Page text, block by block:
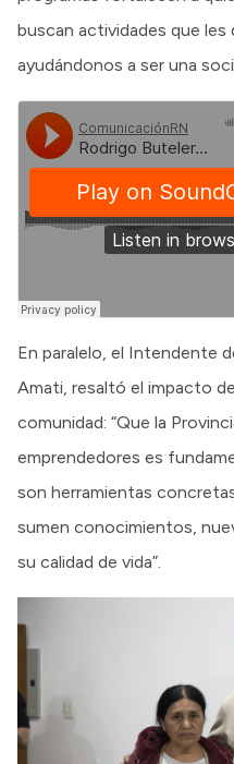
buscan actividades que
ayudándonos a ser una
En paralelo, el Intendente
Amati, resaltó el impacto
comunidad: “Que la
emprendedores es
son herramientas
sumen conocimientos,
su calidad de vida”.